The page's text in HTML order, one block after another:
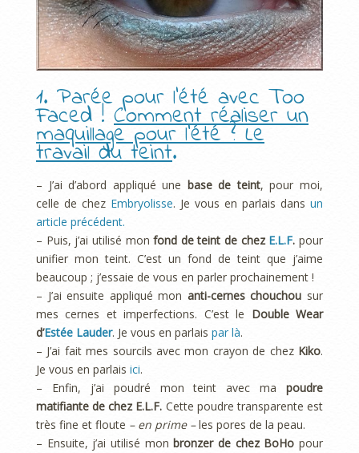
1. Parée pour l’été avec Too
Faced ! Comment réaliser un
maquillage pour l’été ? Le
travail du teint.
– J’ai d’abord appliqué une base de teint, pour moi,
celle de chez Embryolisse. Je vous en parlais dans un
article précédent.
– Puis, j’ai utilisé monfond de teint de chez E.L.F. pour
unifier mon teint. C’est un fond de teint que j’aime
beaucoup ; j’essaie de vous en parler prochainement !
– J’ai ensuite appliqué mon anti-cernes chouchou sur
mes cernes et imperfections. C’est le Double Wear
d’Estée Lauder. Je vous en parlais par là.
– J’ai fait mes sourcils avec mon crayon de chez Kiko.
Je vous en parlais ici.
– Enfin, j’ai poudré mon teint avec ma poudre
matifiante de chez E.L.F. Cette poudre transparente est
très fine et floute – en prime –les pores de la peau.
– Ensuite, j’ai utilisé mon bronzer de chez BoHo pour